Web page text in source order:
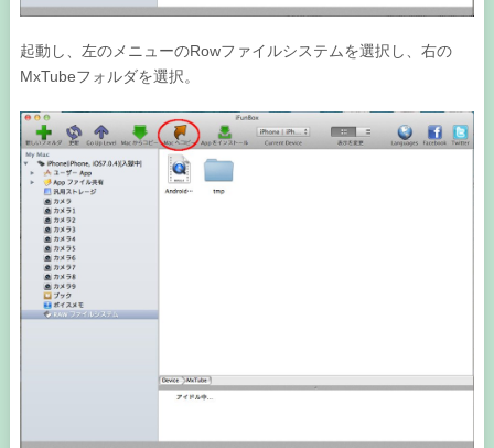
起動し、左のメニューのRowファイルシステムを選択し、右の
MxTubeフォルダを選択。